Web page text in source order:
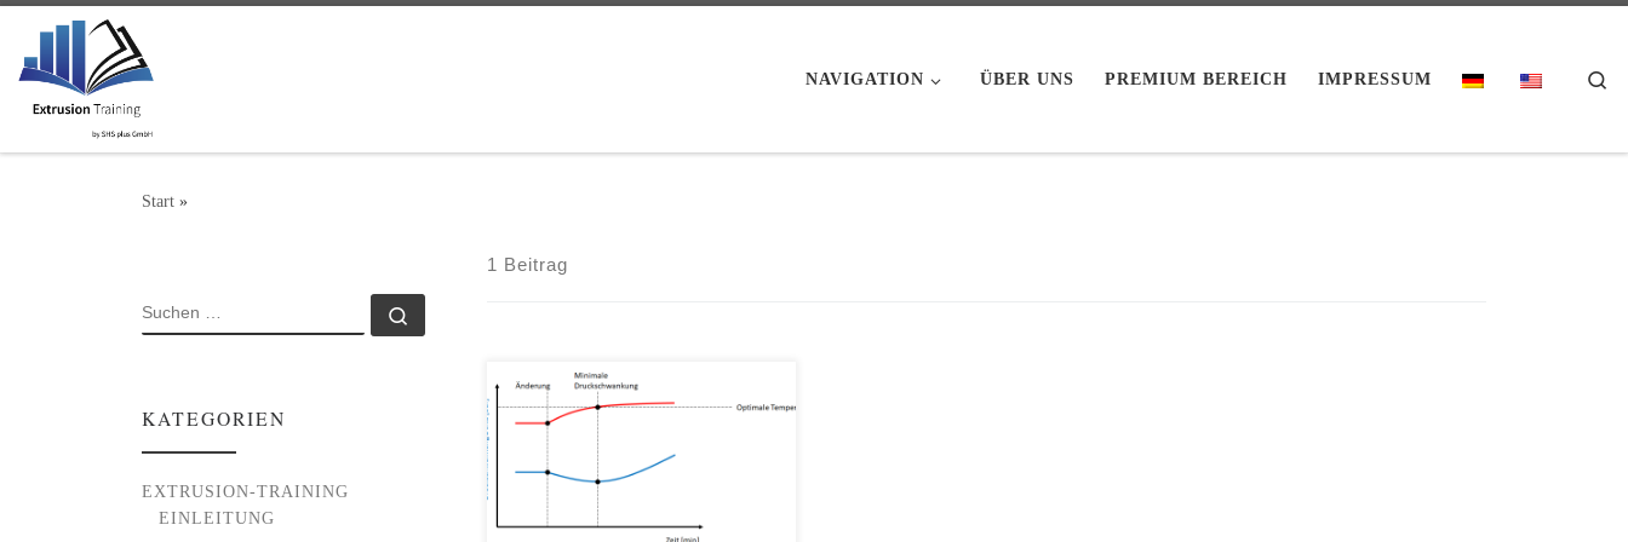
Zum Inhalt springen
NAVIGATION ÜBER UNS PREMIUM BEREICH IMPRESSUM
Start »
1 Beitrag
Wie im vorhergehenden Beitrag
bereits angesprochen, ist es zur
Vermeidung von
Produktionsproblemen sowie zur
Sicherstellung einer wirtschaftlichen
und produktiven Produktion stets
SUCHE
KATEGORIEN
EXTRUSION-TRAINING
EINLEITUNG